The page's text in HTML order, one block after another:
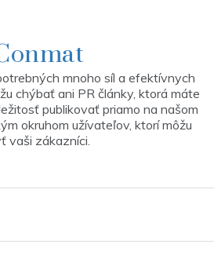
mnoho síl a efektívnych
chýbať ani PR články, ktorá máte
publikovať priamo na našom
okruhom užívateľov, ktorí môžu
vaši zákazníci.